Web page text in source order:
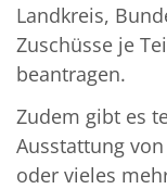
Landkreis,
Zuschüsse je
beantragen.
Zudem gibt es
Ausstattung
oder vieles